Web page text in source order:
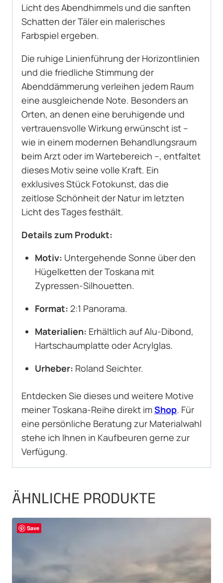
Licht des Abendhimmels und die sanften
Schatten der Täler ein malerisches
Farbspiel ergeben.
Die ruhige Linienführung der Horizontlinien
und die friedliche Stimmung der
Abenddämmerung verleihen jedem Raum
eine ausgleichende Note. Besonders an
Orten, an denen eine beruhigende und
vertrauensvolle Wirkung erwünscht ist –
wie in einem modernen Behandlungsraum
beim Arzt oder im Wartebereich –, entfaltet
dieses Motiv seine volle Kraft. Ein
exklusives Stück Fotokunst, das die
zeitlose Schönheit der Natur im letzten
Licht des Tages festhält.
Details zum Produkt:
Motiv: Untergehende Sonne über den
Hügelketten der Toskana mit
Zypressen-Silhouetten.
Format: 2:1 Panorama.
Materialien: Erhältlich auf Alu-Dibond,
Hartschaumplatte oder Acrylglas.
Urheber: Roland Seichter.
Entdecken Sie dieses und weitere Motive
meiner Toskana-Reihe direkt imShop. Für
eine persönliche Beratung zur Materialwahl
stehe ich Ihnen in Kaufbeuren gerne zur
Verfügung.
ÄHNLICHE PRODUKTE
Save